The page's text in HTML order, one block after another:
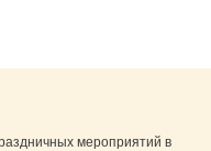
мероприятий в